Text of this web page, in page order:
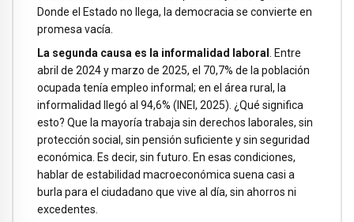
Donde el Estado no llega, la democracia se convierte en
promesa vacía.
La segunda causa es la informalidad laboral . Entre
abril de 2024 y marzo de 2025, el 70,7% de la población
ocupada tenía empleo informal; en el área rural, la
informalidad llegó al 94,6% (INEI, 2025). ¿Qué significa
esto? Que la mayoría trabaja sin derechos laborales, sin
protección social, sin pensión suficiente y sin seguridad
económica. Es decir, sin futuro. En esas condiciones,
hablar de estabilidad macroeconómica suena casi a
burla para el ciudadano que vive al día, sin ahorros ni
excedentes.